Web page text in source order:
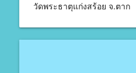
วัดพระธาตุแก่งสร้อย จ.ตาก